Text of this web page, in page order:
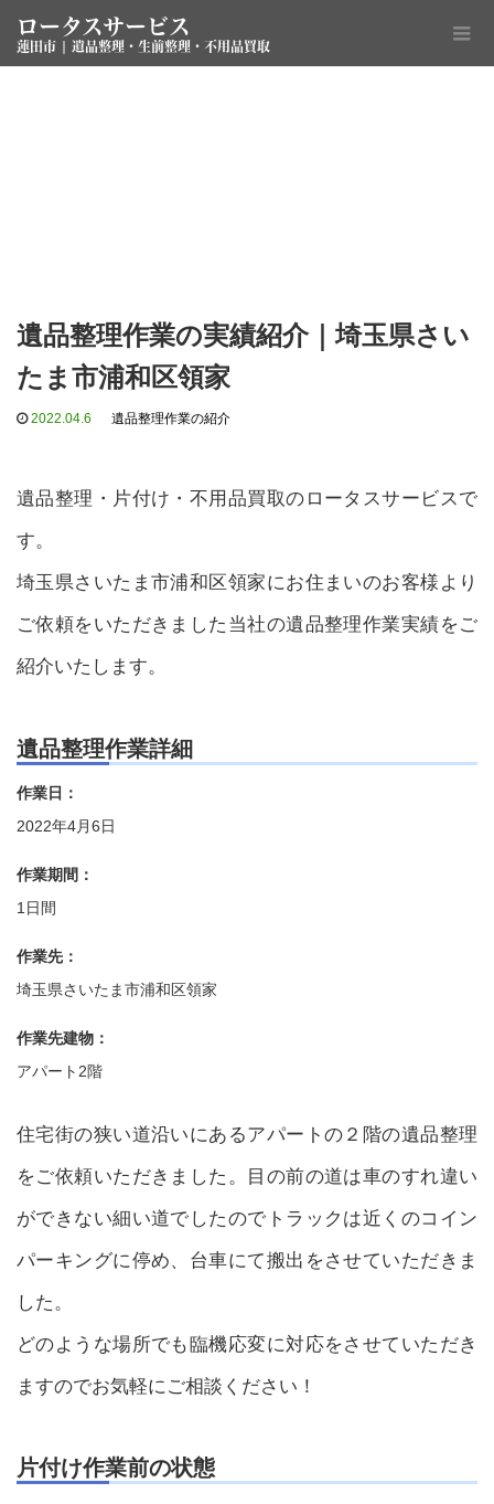
ロータスサービス
蓮田市 | 遺品整理・生前整理・不用品買取
遺品整理作業の実績紹介｜埼玉県さい
たま市浦和区領家
2022.04.6 遺品整理作業の紹介
遺品整理・片付け・不用品買取のロータスサービスで
す。
埼玉県さいたま市浦和区領家にお住まいのお客様より
ご依頼をいただきました当社の遺品整理作業実績をご
紹介いたします。
遺品整理作業詳細
作業日：
2022年4月6日
作業期間：
1日間
作業先：
埼玉県さいたま市浦和区領家
作業先建物：
アパート2階
住宅街の狭い道沿いにあるアパートの２階の遺品整理
をご依頼いただきました。目の前の道は車のすれ違い
ができない細い道でしたのでトラックは近くのコイン
パーキングに停め、台車にて搬出をさせていただきま
した。
どのような場所でも臨機応変に対応をさせていただき
ますのでお気軽にご相談ください！
片付け作業前の状態